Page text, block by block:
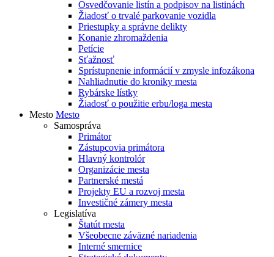
Osvedčovanie listín a podpisov na listinách
Žiadosť o trvalé parkovanie vozidla
Priestupky a správne delikty
Konanie zhromaždenia
Petície
Sťažnosť
Sprístupnenie informácií v zmysle infozákona
Nahliadnutie do kroniky mesta
Rybárske lístky
Žiadosť o použitie erbu/loga mesta
Mesto Mesto
Samospráva
Primátor
Zástupcovia primátora
Hlavný kontrolór
Organizácie mesta
Partnerské mestá
Projekty EU a rozvoj mesta
Investičné zámery mesta
Legislatíva
Štatút mesta
Všeobecne záväzné nariadenia
Interné smernice